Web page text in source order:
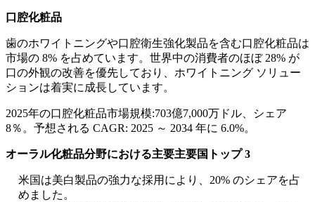
口腔化粧品
歯のホワイトニングや口腔衛生強化製品を含む口腔化粧品は
市場の 8% を占めています。世界中の消費者のほぼ 28% が
口の外観の改善を優先しており、ホワイトニング ソリュー
ションは着実に成長しています。
2025年の口腔化粧品市場規模:703億7,000万ドル、シェア
8％。予想される CAGR: 2025 ～ 2034 年に 6.0%。
オーラル化粧品分野における主要主要国トップ 3
米国は美白製品の強力な採用により、20% のシェアを占
めました。